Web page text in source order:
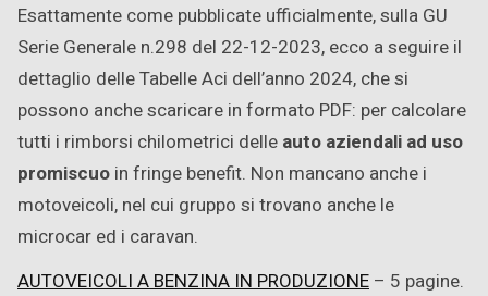
Esattamente come pubblicate ufficialmente, sulla GU
Serie Generale n.298 del 22-12-2023, ecco a seguire il
dettaglio delle Tabelle Aci dell’anno 2024, che si
possono anche scaricare in formato PDF: per calcolare
tutti i rimborsi chilometrici delle auto aziendali ad uso
promiscuo in fringe benefit. Non mancano anche i
motoveicoli, nel cui gruppo si trovano anche le
microcar ed i caravan.
AUTOVEICOLI A BENZINA IN PRODUZIONE – 5 pagine.